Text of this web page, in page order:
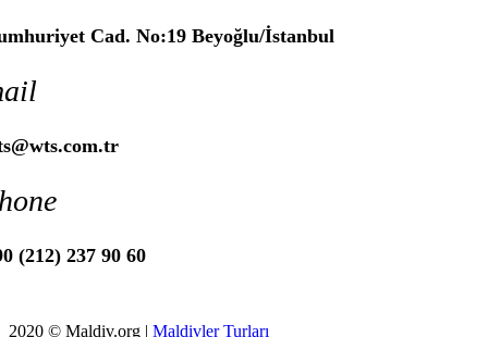
Cad. No:19 Beyoğlu/İstanbul
(212) 237 90 60
2020 © Maldiv.org | Maldivler Turları